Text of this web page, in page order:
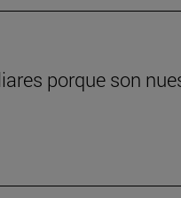
porque son